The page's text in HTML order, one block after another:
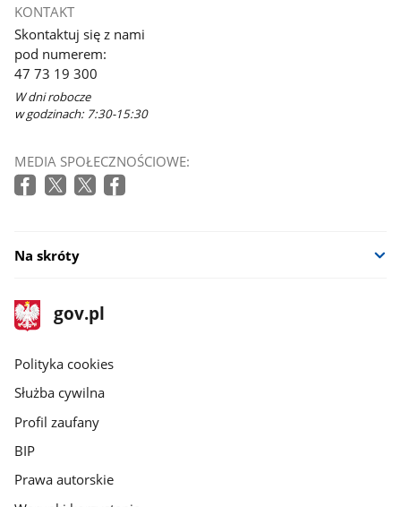
KONTAKT
Skontaktuj się z nami
pod numerem:
47 73 19 300
W dni robocze
w godzinach: 7:30-15:30
MEDIA SPOŁECZNOŚCIOWE:
Na skróty
stopka
gov.pl
Strona
gov.pl
gov.pl
Polityka cookies
Służba cywilna
Profil zaufany
BIP
Prawa autorskie